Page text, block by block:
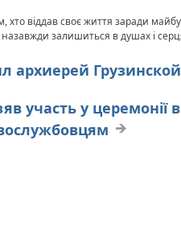
віддав своє життя заради
назавжди залишиться в душах і
архиерей
участь у